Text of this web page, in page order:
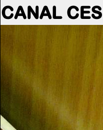
CANAL CES